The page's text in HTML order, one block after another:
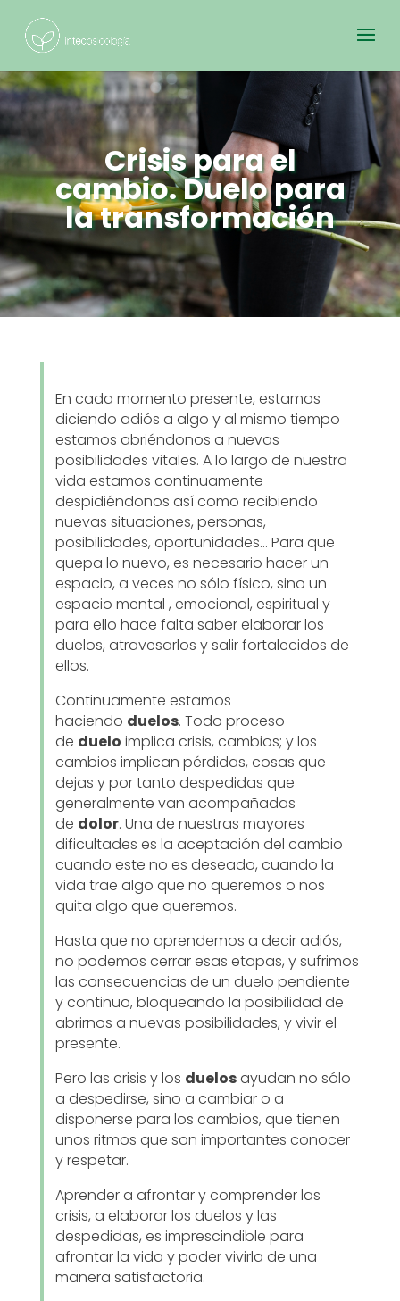
Crisis para el
cambio. Duelo para
la transformación
En cada momento presente, estamos
diciendo adiós a algo y al mismo tiempo
estamos abriéndonos a nuevas
posibilidades vitales. A lo largo de nuestra
vida estamos continuamente
despidiéndonos así como recibiendo
nuevas situaciones, personas,
posibilidades, oportunidades… Para que
quepa lo nuevo, es necesario hacer un
espacio, a veces no sólo físico, sino un
espacio mental , emocional, espiritual y
para ello hace falta saber elaborar los
duelos, atravesarlos y salir fortalecidos de
ellos.
Continuamente estamos
haciendo duelos. Todo proceso
de duelo implica crisis, cambios; y los
cambios implican pérdidas, cosas que
dejas y por tanto despedidas que
generalmente van acompañadas
de dolor. Una de nuestras mayores
dificultades es la aceptación del cambio
cuando este no es deseado, cuando la
vida trae algo que no queremos o nos
quita algo que queremos.
Hasta que no aprendemos a decir adiós,
no podemos cerrar esas etapas, y sufrimos
las consecuencias de un duelo pendiente
y continuo, bloqueando la posibilidad de
abrirnos a nuevas posibilidades, y vivir el
presente.
Pero las crisis y los duelosayudan no sólo
a despedirse, sino a cambiar o a
disponerse para los cambios, que tienen
unos ritmos que son importantes conocer
y respetar.
Aprender a afrontar y comprender las
crisis, a elaborar los duelos y las
despedidas, es imprescindible para
afrontar la vida y poder vivirla de una
manera satisfactoria.